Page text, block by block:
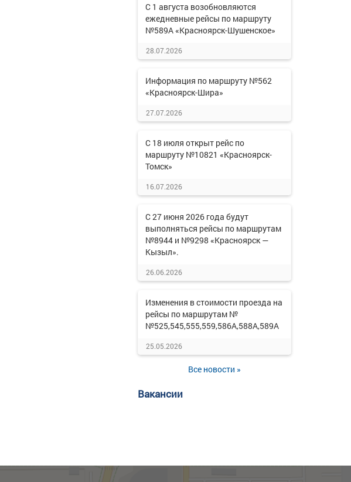
С 1 августа возобновляются
ежедневные рейсы по маршруту
№589А «Красноярск-Шушенское»
28.07.2026
Информация по маршруту №562
«Красноярск-Шира»
27.07.2026
С 18 июля открыт рейс по
маршруту №10821 «Красноярск-
Томск»
16.07.2026
С 27 июня 2026 года будут
выполняться рейсы по маршрутам
№8944 и №9298 «Красноярск —
Кызыл».
26.06.2026
Изменения в стоимости проезда на
рейсы по маршрутам №
№525,545,555,559,586А,588А,589А
25.05.2026
Все новости »
Вакансии